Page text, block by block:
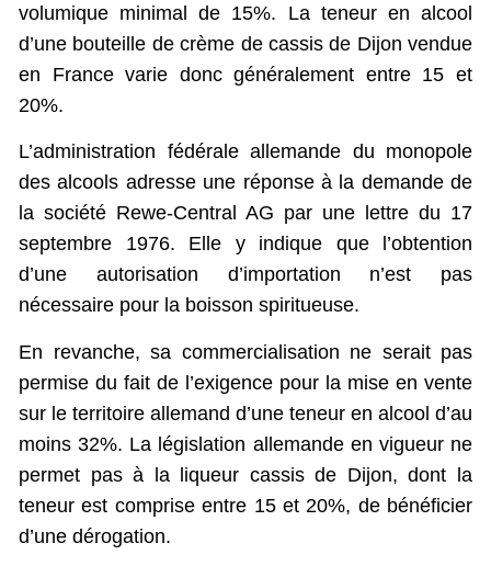
volumique minimal de 15%. La teneur en alcool
d’une bouteille de crème de cassis de Dijon vendue
en France varie donc généralement entre 15 et
20%.
L’administration fédérale allemande du monopole
des alcools adresse une réponse à la demande de
la société Rewe-Central AG par une lettre du 17
septembre 1976. Elle y indique que l’obtention
d’une autorisation d’importation n’est pas
nécessaire pour la boisson spiritueuse.
En revanche, sa commercialisation ne serait pas
permise du fait de l’exigence pour la mise en vente
sur le territoire allemand d’une teneur en alcool d’au
moins 32%. La législation allemande en vigueur ne
permet pas à la liqueur cassis de Dijon, dont la
teneur est comprise entre 15 et 20%, de bénéficier
d’une dérogation.